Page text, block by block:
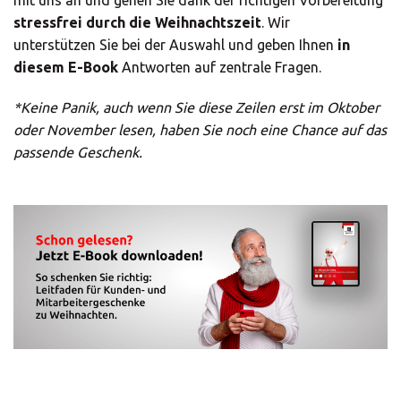
stressfrei durch die Weihnachtszeit . Wir
unterstützen Sie bei der Auswahl und geben Ihnen in
diesem E-Book Antworten auf zentrale Fragen.
*Keine Panik, auch wenn Sie diese Zeilen erst im Oktober
oder November lesen, haben Sie noch eine Chance auf das
passende Geschenk.
zu Weihnachten
* Pflichtfelder
Hiermit willige ich der Verarbeitung meiner
personenbezogenen Daten ein. Die Daten
Land auswählen
Africa
Central Asia
Europe
Geben Sie die PLZ oder Adresse ein